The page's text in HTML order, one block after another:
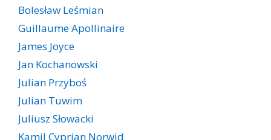
Bolesław Leśmian
Guillaume Apollinaire
James Joyce
Jan Kochanowski
Julian Przyboś
Julian Tuwim
Juliusz Słowacki
Kamil Cyprian Norwid